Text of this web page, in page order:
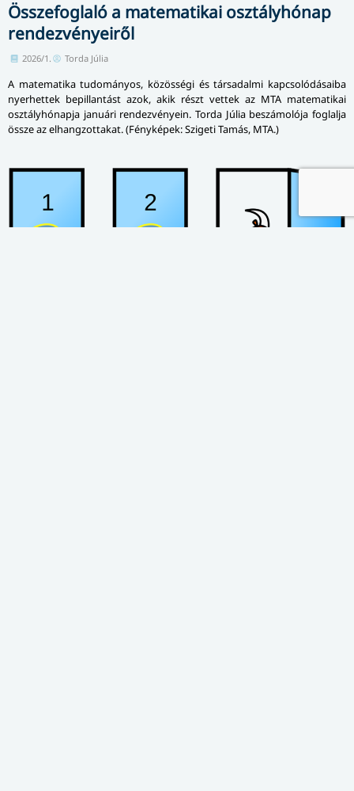
Összefoglaló a matematikai osztályhónap
rendezvényeiről
2026/1. Torda Júlia
A matematika tudományos, közösségi és társadalmi kapcsolódásaiba
nyerhettek bepillantást azok, akik részt vettek az MTA matematikai
osztályhónapja januári rendezvényein. Torda Júlia beszámolója foglalja
össze az elhangzottakat. (Fényképek: Szigeti Tamás, MTA.)